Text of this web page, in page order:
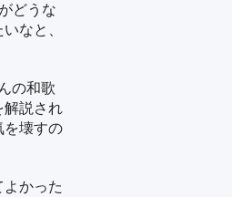
どうな
なと、
の和歌
解説され
を壊すの
かった